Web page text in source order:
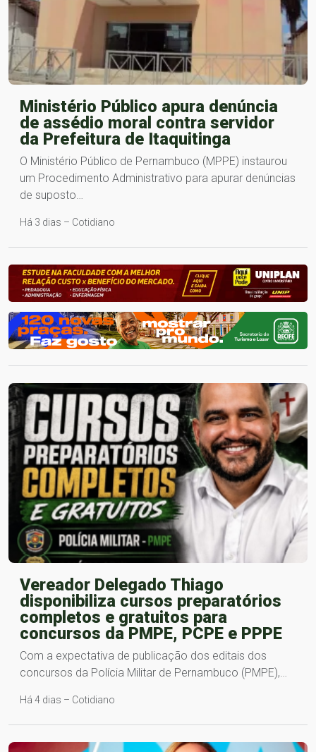
Ministério Público apura denúncia
de assédio moral contra servidor
da Prefeitura de Itaquitinga
O Ministério Público de Pernambuco (MPPE) instaurou
um Procedimento Administrativo para apurar denúncias
de suposto…
Há 3 dias – Cotidiano
Vereador Delegado Thiago
disponibiliza cursos preparatórios
completos e gratuitos para
concursos da PMPE, PCPE e PPPE
Com a expectativa de publicação dos editais dos
concursos da Polícia Militar de Pernambuco (PMPE),…
Há 4 dias – Cotidiano